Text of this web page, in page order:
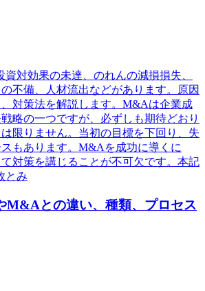
対効果の未達、のれんの減損損失、
不備、人材流出などがあります。原因
対策法を解説します。M&Aは企業成
略の一つですが、必ずしも期待どおり
限りません。当初の目標を下回り、失
もあります。M&Aを成功に導くに
対策を講じることが不可欠です。本記
とみ
M&Aとの違い、種類、プロセス